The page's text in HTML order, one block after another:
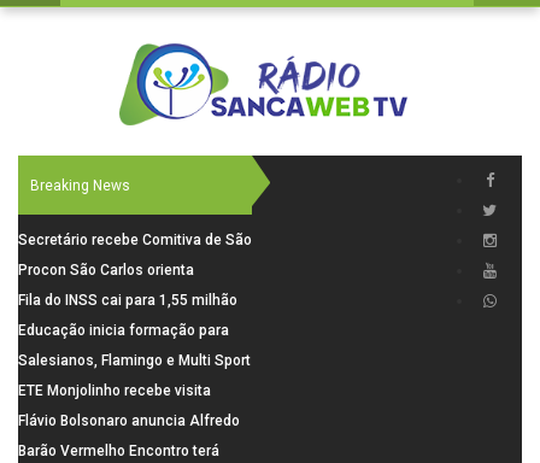
Breaking News
Secretário recebe Comitiva de São
Carlos para debater investimentos
em rodovias
Procon São Carlos orienta
consumidores sobre cuidados
nas compras para o Dia dos Pais
Fila do INSS cai para 1,55 milhão
em julho, com alta de 66,5% nos
pedidos negados em 2026
Educação inicia formação para
elaboração do novo Plano
Municipal
Salesianos, Flamingo e Multi Sport
vão representar São Carlos no
campeonato Estadual
ETE Monjolinho recebe visita
científica da FAPESP
Flávio Bolsonaro anuncia Alfredo
Gaspar, relator da comissão do
Barão Vermelho Encontro terá